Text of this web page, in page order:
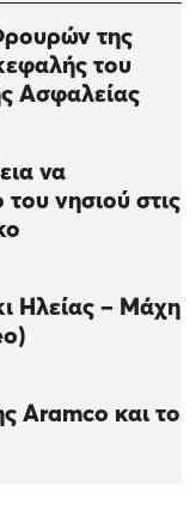
της
του
Ασφαλείας
να
νησιού στις
Ηλείας – Μάχη
Aramco και το